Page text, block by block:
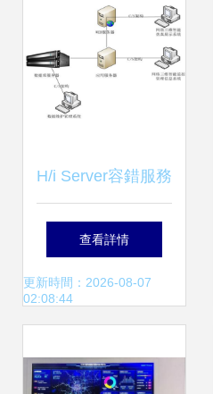
H/i Server容錯服務
器在石化行業信息
化運維中的應用與
查看詳情
更新時間：2026-08-07
02:08:44